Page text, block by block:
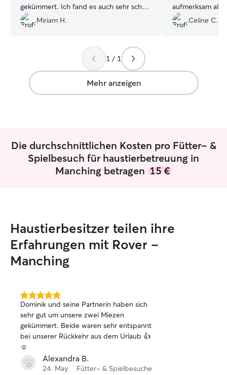
gekümmert. Ich fand es auch sehr schön
und beruhigend, dass sie mir jeden Tag
eine kurze Nachricht geschickt hat, dass
wärmstens weiter empfehlen und würde
sie ebenfalls auf jeden Fall wieder
buchen. Danke dir, Annett 🤗”
Miriam H.
aufmerksam als
haben. Die
und
Celine C.
1 / 1
Mehr anzeigen
Die durchschnittlichen Kosten pro Fütter- &
Spielbesuch für haustierbetreuung in
Manching betragen 15 €
Haustierbesitzer teilen ihre
Erfahrungen mit Rover –
Manching
5.0
von
5
Sternen
Dominik und seine Partnerin haben sich
sehr gut um unsere zwei Miezen
gekümmert. Beide waren sehr entspannt
bei unserer Rückkehr aus dem Urlaub 👍
☺️
Alexandra B.
24. May Fütter- & Spielbesuche